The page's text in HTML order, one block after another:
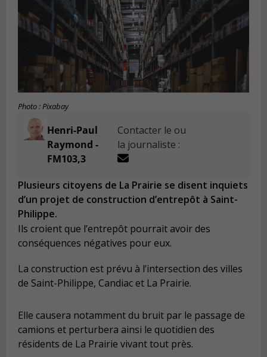
Photo : Pixabay
Henri-Paul
Raymond -
FM103,3
Contacter le ou
la journaliste :
Plusieurs citoyens de La Prairie se disent inquiets
d’un projet de construction d’entrepôt à Saint-
Philippe.
Ils croient que l’entrepôt pourrait avoir des
conséquences négatives pour eux.
La construction est prévu à l’intersection des villes
de Saint-Philippe, Candiac et La Prairie.
Elle causera notamment du bruit par le passage de
camions et perturbera ainsi le quotidien des
résidents de La Prairie vivant tout près.